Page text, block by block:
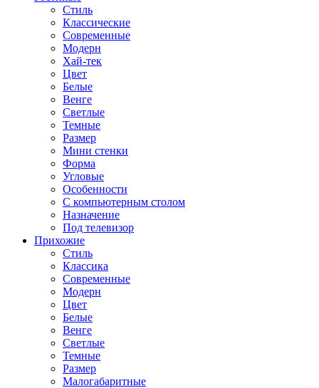
Стиль
Классические
Современные
Модерн
Хай-тек
Цвет
Белые
Венге
Светлые
Темные
Размер
Мини стенки
Форма
Угловые
Особенности
С компьютерным столом
Назначение
Под телевизор
Прихожие
Стиль
Классика
Современные
Модерн
Цвет
Белые
Венге
Светлые
Темные
Размер
Малогабаритные